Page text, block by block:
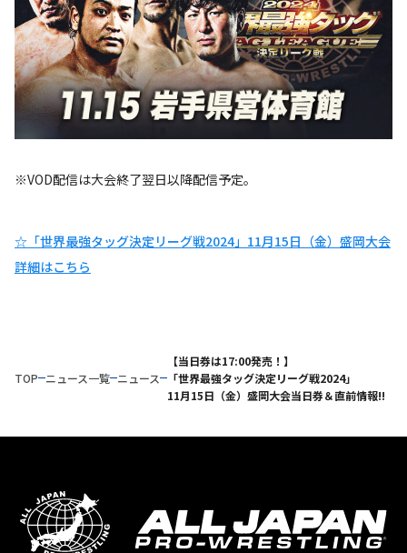
※VOD配信は大会終了翌日以降配信予定。
☆「世界最強タッグ決定リーグ戦2024」11月15日（金）盛岡大会
詳細はこちら
TOP ニュース一覧 ニュース
【当日券は17:00発売！】
「世界最強タッグ決定リーグ戦2024」
11月15日（金）盛岡大会当日券＆直前情報!!